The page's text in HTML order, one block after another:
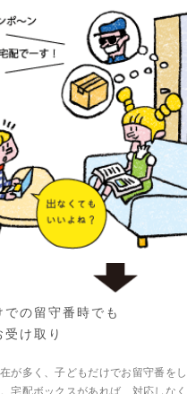
での留守番時でも
け取り
が多く、子どもだけでお留守番を